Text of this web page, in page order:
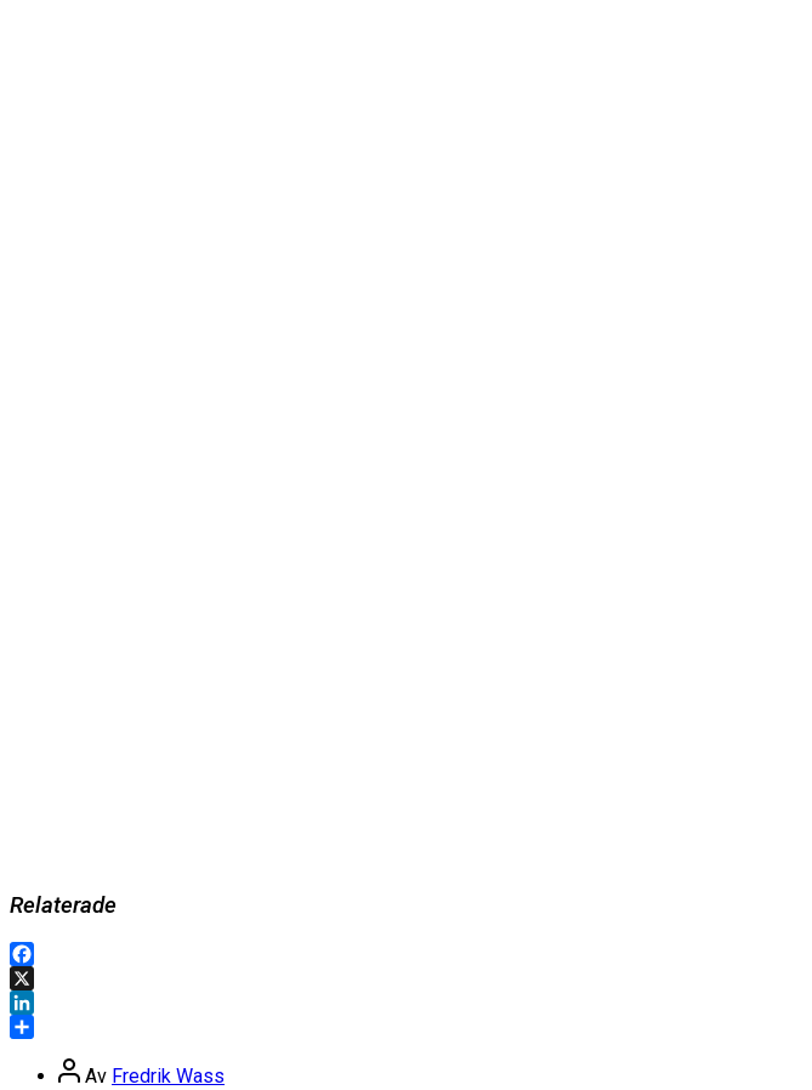
Relaterade
Facebook
X
LinkedIn
Inläggsförfattare
Av Fredrik Wass